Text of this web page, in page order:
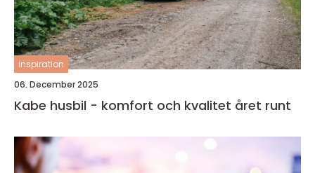
inspiration
06. December 2025
Kabe husbil - komfort och kvalitet året runt